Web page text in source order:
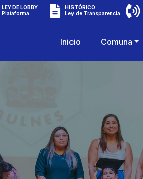
LEY DE LOBBY
Plataforma
HISTÓRICO
Ley de Transparencia
Inicio Comuna